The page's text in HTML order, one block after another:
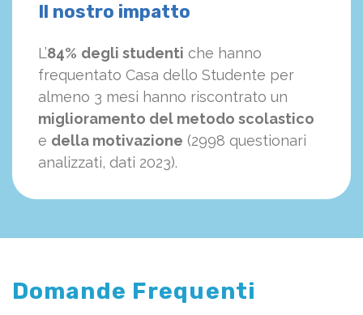
Il nostro impatto
L’84% degli studenti che hanno
frequentato Casa dello Studente per
almeno 3 mesi hanno riscontrato un
miglioramento del metodo scolastico
e della motivazione (2998 questionari
analizzati, dati 2023).
Domande Frequenti